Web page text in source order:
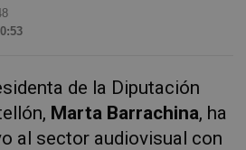
de la Diputación
Marta Barrachina, ha
al sector audiovisual con